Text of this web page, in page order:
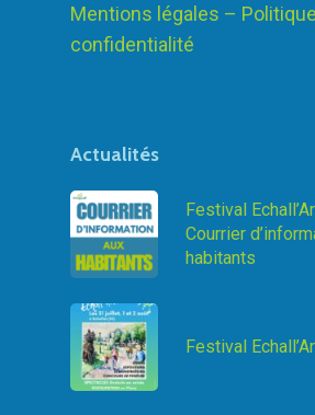
Mentions légales –
confidentialité
Actualités
Festival
Courrier
habitants
Festival